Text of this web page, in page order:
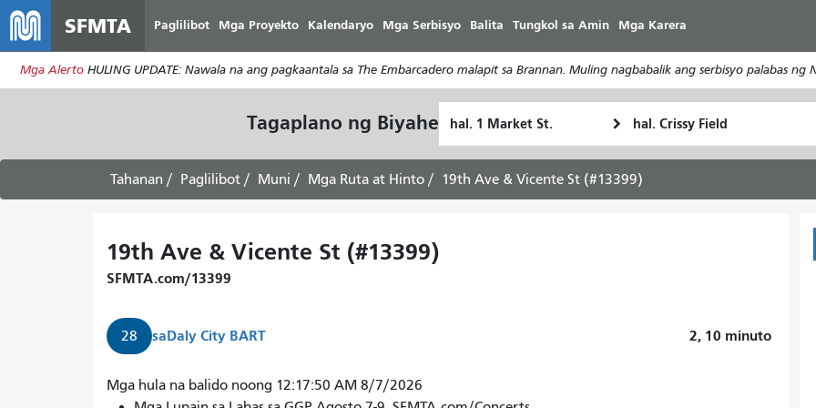
ang
pangunahing
nilalaman
SFMTA Paglilibot Mga Proyekto Kalendaryo Mga Serbisyo Balita Tungkol sa Amin Mga Karera
Mga Alerto HULING UPDATE: Nawala na ang pagkaantala sa The Embarcadero malapit sa Brannan. Muling nagbabalik ang serbisyo palabas ng
Tagaplano ng Biyahe
Pagtatapos
Paano
ko
maglakbay
Tahanan Paglilibot Muni Mga Ruta at Hinto 19th Ave & Vicente St (#13399)
19th Ave & Vicente St (#13399)
SFMTA.com/13399
28 saDaly City BART 2, 10 minuto
Darating
Mga hula na balido noong 12:17:50 AM 8/7/2026